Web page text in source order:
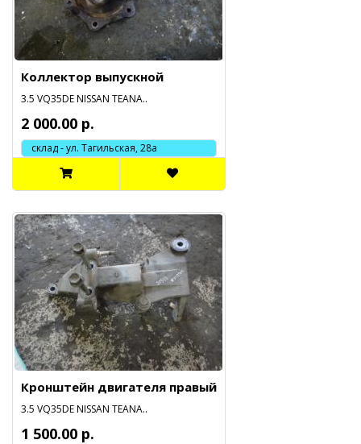
Коллектор выпускной
3.5 VQ35DE NISSAN TEANA..
2 000.00 р.
склад - ул. Тагильская, 28а
Кронштейн двигателя правый
3.5 VQ35DE NISSAN TEANA..
1 500.00 р.